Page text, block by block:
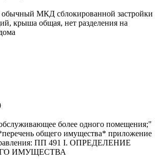
обычный МКД сблокированной застройки
крыша общая, нет разделения на
более одного помещения;"
общего имущества* приложение
ПП 491 I. ОПРЕДЕЛЕНИЕ
ИМУЩЕСТВА